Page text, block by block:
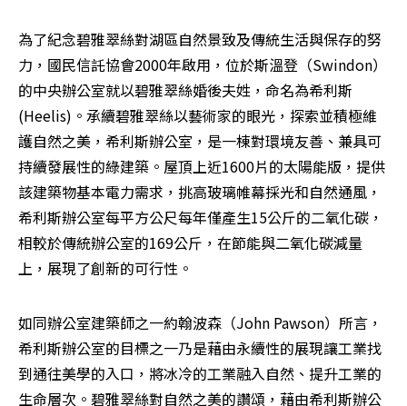
為了紀念碧雅翠絲對湖區自然景致及傳統生活與保存的努
力，國民信託協會2000年啟用，位於斯溫登（Swindon）
的中央辦公室就以碧雅翠絲婚後夫姓，命名為希利斯
(Heelis)。承續碧雅翠絲以藝術家的眼光，探索並積極維
護自然之美，希利斯辦公室，是一棟對環境友善、兼具可
持續發展性的綠建築。屋頂上近1600片的太陽能版，提供
該建築物基本電力需求，挑高玻璃帷幕採光和自然通風，
希利斯辦公室每平方公尺每年僅產生15公斤的二氧化碳，
相較於傳統辦公室的169公斤，在節能與二氧化碳減量
上，展現了創新的可行性。
如同辦公室建築師之一約翰波森（John Pawson）所言，
希利斯辦公室的目標之一乃是藉由永續性的展現讓工業找
到通往美學的入口，將冰冷的工業融入自然、提升工業的
生命層次。碧雅翠絲對自然之美的讚頌，藉由希利斯辦公